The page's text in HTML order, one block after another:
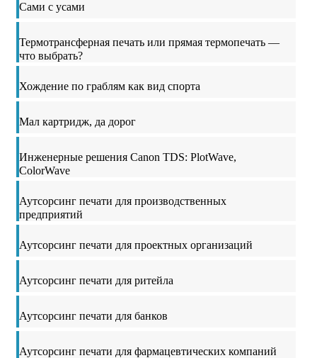
Сами с усами
Термотрансферная печать или прямая термопечать —
что выбрать?
Хождение по граблям как вид спорта
Мал картридж, да дорог
Инженерные решения Canon TDS: PlotWave,
ColorWave
Аутсорсинг печати для производственных
предприятий
Аутсорсинг печати для проектных организаций
Аутсорсинг печати для ритейла
Аутсорсинг печати для банков
Аутсорсинг печати для фармацевтических компаний